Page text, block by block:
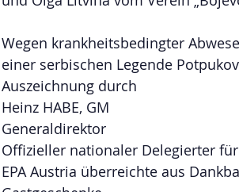
Wegen krankheitsbedingter
einer serbischen Legende
Auszeichnung durch
Heinz HABE, GM
Generaldirektor
Offizieller nationaler Delegierter
EPA Austria überreichte aus